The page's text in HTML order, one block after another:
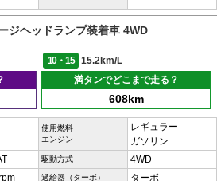
ジヘッドランプ装着車 4WD
10・15
15.2km/L
満タンでどこまで走る？
608km
使用燃料
エンジン
レギュラー
ガソリン
駆動方式 4WD
過給器（ターボ） ターボ